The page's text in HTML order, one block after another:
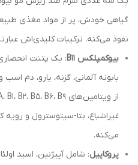
گیاهی خودش، پر از مواد مغذی
نفوذ می‌کنه. ترکیبات کلیدی‌اش
بیوکمپلکس B11
: یک پتنت
بابونه آلمانی، گزنه، یارو، دم
غیراشباع، بتا-سیتوسترول و
می‌کنه.
پروکاپیل